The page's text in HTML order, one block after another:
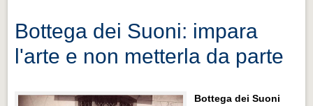
Bottega dei Suoni: impara
l'arte e non metterla da parte
Bottega dei Suoni